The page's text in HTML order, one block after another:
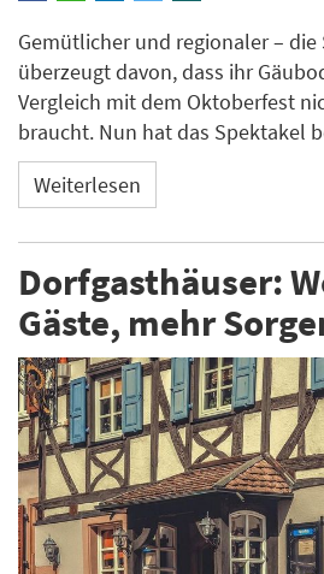
Gemütlicher und regionaler –
überzeugt davon, dass ihr
Vergleich mit dem Oktoberfest
braucht. Nun hat das Spektakel
Weiterlesen
Dorfgasthäuser:
Gäste, mehr